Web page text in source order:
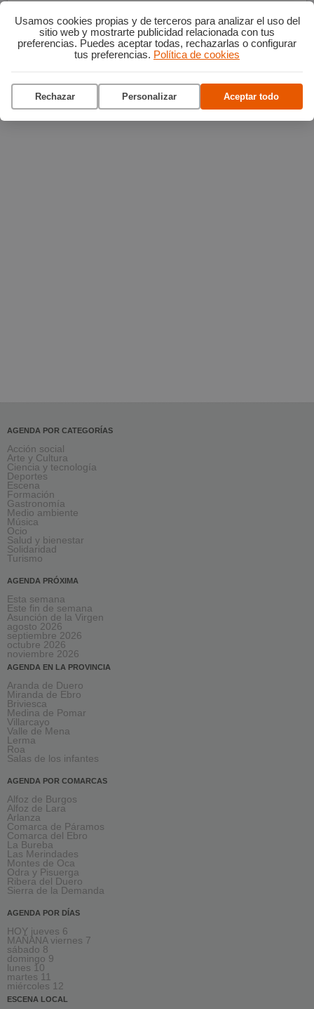
Usamos cookies propias y de terceros para analizar el uso del
sitio web y mostrarte publicidad relacionada con tus
preferencias. Puedes aceptar todas, rechazarlas o configurar
tus preferencias. Política de cookies
Rechazar Personalizar Aceptar todo
AGENDA POR CATEGORÍAS
Acción social
Arte y Cultura
Ciencia y tecnología
Deportes
Escena
Formación
Gastronomía
Medio ambiente
Música
Ocio
Salud y bienestar
Solidaridad
Turismo
AGENDA PRÓXIMA
Esta semana
Este fin de semana
Asunción de la Virgen
agosto 2026
septiembre 2026
octubre 2026
noviembre 2026
AGENDA EN LA PROVINCIA
Aranda de Duero
Miranda de Ebro
Briviesca
Medina de Pomar
Villarcayo
Valle de Mena
Lerma
Roa
Salas de los infantes
AGENDA POR COMARCAS
Alfoz de Burgos
Alfoz de Lara
Arlanza
Comarca de Páramos
Comarca del Ebro
La Bureba
Las Merindades
Montes de Oca
Odra y Pisuerga
Ribera del Duero
Sierra de la Demanda
AGENDA POR DÍAS
HOY jueves 6
MAÑANA viernes 7
sábado 8
domingo 9
lunes 10
martes 11
miércoles 12
ESCENA LOCAL